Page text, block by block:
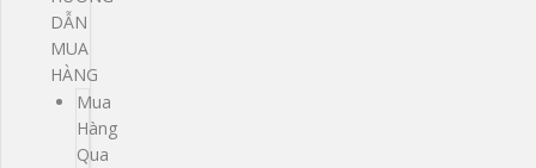
DẪN
MUA
HÀNG
Mua
Hàng
Qua